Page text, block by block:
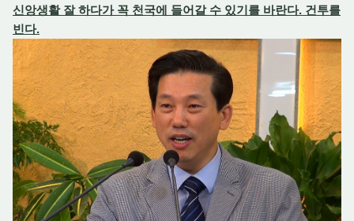
신앙생활 잘 하다가 꼭 천국에 들어갈 수 있기를 바란다. 건투를
빈다.